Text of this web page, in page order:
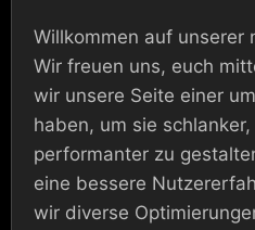
Willkommen auf unserer
Wir freuen uns, euch
wir unsere Seite einer
haben, um sie
performanter zu
eine bessere
wir diverse